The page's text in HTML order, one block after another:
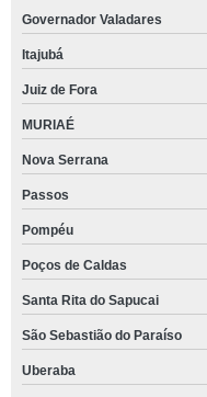
Governador Valadares
Itajubá
Juiz de Fora
MURIAÉ
Nova Serrana
Passos
Pompéu
Poços de Caldas
Santa Rita do Sapucai
São Sebastião do Paraíso
Uberaba